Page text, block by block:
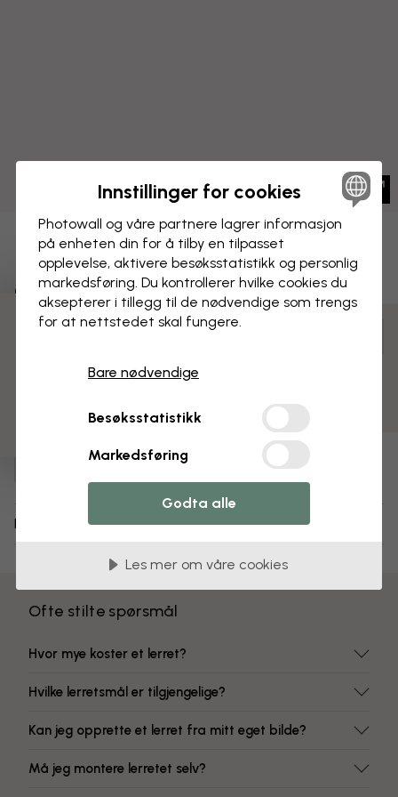
Graffitielement
LERRETSBILDE
Tilpass og bestill
Ferdig montert og klar til oppheng
Matt overflate
Levering og retur
Ofte stilte spørsmål
Hvor mye koster et lerret?
Hvilke lerretsmål er tilgjengelige?
Kan jeg opprette et lerret fra mitt eget bilde?
Må jeg montere lerretet selv?
Innstillinger for cookies
Photowall og våre partnere lagrer informasjon
på enheten din for å tilby en tilpasset
opplevelse, aktivere besøks­statistikk og personlig
markedsføring. Du kontrollerer hvilke cookies du
aksepterer i tillegg til de nødvendige som trengs
for at nettstedet skal fungere.
Bare nødvendige
Besøksstatistikk
Markedsføring
Godta alle
Les mer om våre cookies